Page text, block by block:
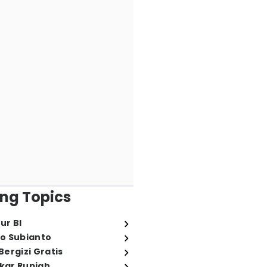
Topics
BI
Subianto
Gratis